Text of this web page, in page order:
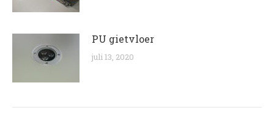
PU gietvloer
juli 13, 2020